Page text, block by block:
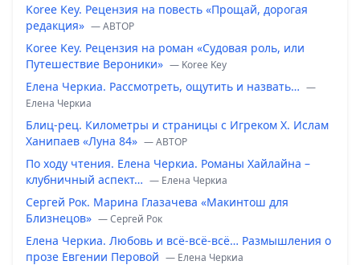
Koree Key. Рецензия на повесть «Прощай, дорогая
редакция» — ABTOP
Koree Key. Рецензия на роман «Судовая роль, или
Путешествие Вероники» — Koree Key
Елена Черкиа. Рассмотреть, ощутить и назвать… —
Елена Черкиа
Блиц-рец. Километры и страницы с Игреком Х. Ислам
Ханипаев «Луна 84» — ABTOP
По ходу чтения. Елена Черкиа. Романы Хайлайна –
клубничный аспект… — Елена Черкиа
Сергей Рок. Марина Глазачева «Макинтош для
Близнецов» — Сергей Рок
Елена Черкиа. Любовь и всё-всё-всё… Размышления о
прозе Евгении Перовой — Елена Черкиа